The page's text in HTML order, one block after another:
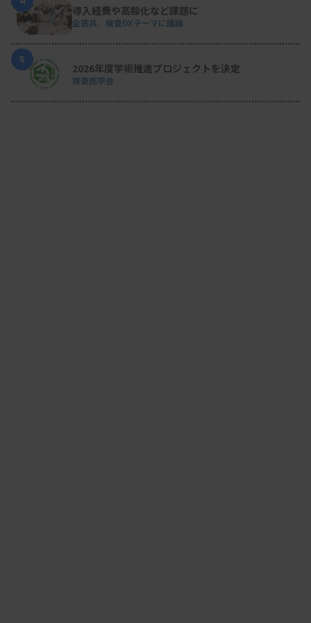
導入経費や高齢化など課題に
全医共、検査DXテーマに議論
5
2026年度学術推進プロジェクトを決定
検査医学会